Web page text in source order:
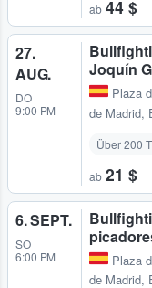
ab 44 $
27.
AUG.
DO
9:00 PM
Joquín
Plaza
de Madrid,
Über 200
ab 21 $
6. SEPT.
SO
6:00 PM
Plaza
de Madrid,